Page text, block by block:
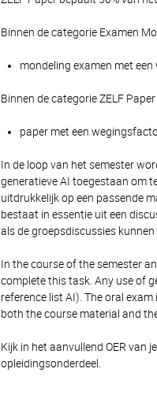
Binnen de categorie Examen
mondeling examen met
Binnen de categorie ZELF
paper met een
In de loop van het semester
generatieve AI toegestaan om
uitdrukkelijk op een passende
bestaat in essentie uit een
als de groepsdiscussies
In the course of the semester
complete this task. Any use of
reference list AI). The oral
both the course material and
Kijk in het aanvullend OER van
opleidingsonderdeel.